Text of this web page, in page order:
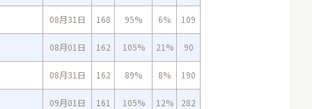
08月31日 168 95% 6% 109
08月01日 162 105% 21% 90
08月31日 162 89% 8% 190
09月01日 161 105% 12% 282